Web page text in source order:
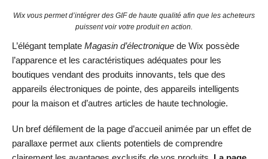
Wix vous permet d’intégrer des GIF de haute qualité afin que les acheteurs
puissent voir votre produit en action.
L’élégant template Magasin d’électronique de Wix possède
l’apparence et les caractéristiques adéquates pour les
boutiques vendant des produits innovants, tels que des
appareils électroniques de pointe, des appareils intelligents
pour la maison et d’autres articles de haute technologie.
Un bref défilement de la page d’accueil animée par un effet de
parallaxe permet aux clients potentiels de comprendre